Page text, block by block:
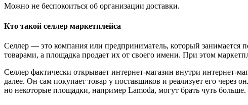
Можно не беспокоиться об организации доставки.
Кто такой селлер маркетплейса
Селлер — это компания или предприниматель, который занимается
товарами, а площадка продает их от своего имени. При этом
Селлер фактически открывает интернет-магазин внутри интернет-
далее. Он сам покупает товар у поставщиков и реализует его
но некоторые площадки, например Lamoda, могут брать чуть больше.